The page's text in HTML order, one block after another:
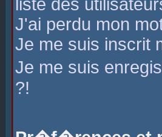
liste des
J'ai perdu mon
Je me suis inscrit
Je me suis
?!